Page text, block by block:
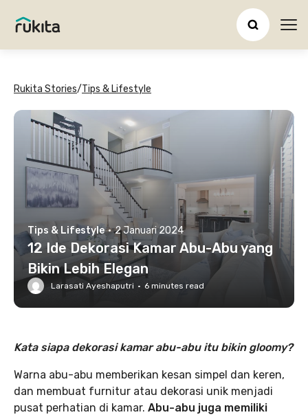
Rukita Stories/Tips & Lifestyle
Tips & Lifestyle · 2 Januari 2024
12 Ide Dekorasi Kamar Abu-Abu yang
Bikin Lebih Elegan
Larasati Ayeshaputri · 6 minutes read
Kata siapa dekorasi kamar abu-abu itu bikin gloomy?
Warna abu-abu memberikan kesan simpel dan keren,
dan membuat furnitur atau dekorasi unik menjadi
pusat perhatian di kamar. Abu-abu juga memiliki